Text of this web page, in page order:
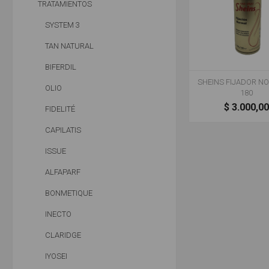
SHEINS FIJADOR
180
$ 3.000,00
TRATAMIENTOS
SYSTEM 3
TAN NATURAL
BIFERDIL
OLIO
FIDELITÉ
CAPILATIS
ISSUE
ALFAPARF
BONMETIQUE
INECTO
CLARIDGE
IYOSEI